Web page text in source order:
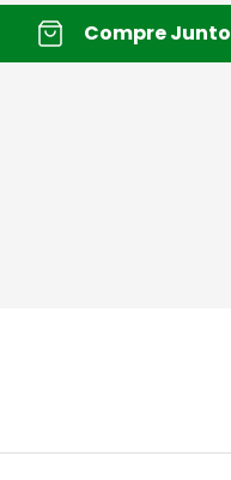
Compre Junto